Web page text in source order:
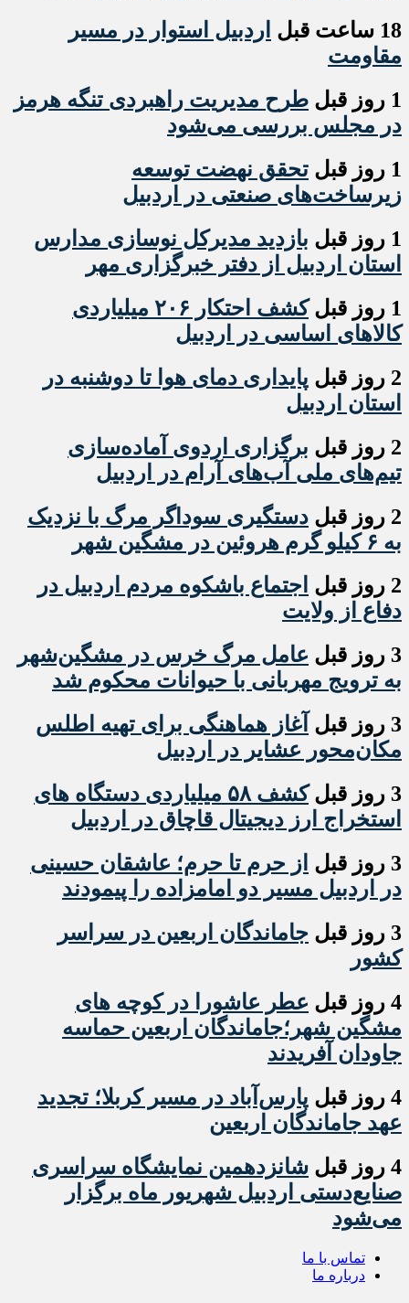
18 ساعت قبل
اردبیل استوار در مسیر
مقاومت
1 روز قبل
طرح مدیریت راهبردی تنگه هرمز
در مجلس بررسی می‌شود
1 روز قبل
تحقق نهضت توسعه
زیرساخت‌های صنعتی در اردبیل
1 روز قبل
بازدید مدیرکل نوسازی مدارس
استان اردبیل از دفتر خبرگزاری مهر
1 روز قبل
کشف احتکار ۲۰۶ میلیاردی
کالاهای اساسی در اردبیل
2 روز قبل
پایداری دمای هوا تا دوشنبه در
استان اردبیل
2 روز قبل
برگزاری اردوی آماده‌سازی
تیم‌های ملی آب‌های آرام در اردبیل
2 روز قبل
دستگیری سوداگر مرگ با نزدیک
به ۶ کیلو گرم هروئین در مشگین شهر
2 روز قبل
اجتماع باشکوه مردم اردبیل در
دفاع از ولایت
3 روز قبل
عامل مرگ خرس در مشگین‌شهر
به ترویج مهربانی با حیوانات محکوم شد
3 روز قبل
آغاز هماهنگی برای تهیه اطلس
مکان‌محور عشایر در اردبیل
3 روز قبل
کشف ۵۸ میلیاردی دستگاه های
استخراج ارز دیجیتال قاچاق در اردبیل
3 روز قبل
از حرم تا حرم؛ عاشقان حسینی
در اردبیل مسیر دو امامزاده را پیمودند
3 روز قبل
جاماندگان اربعین در سراسر
کشور
4 روز قبل
عطر عاشورا در کوچه های
مشگین شهر؛جاماندگان اربعین حماسه
جاودان آفریدند
4 روز قبل
پارس‌آباد در مسیر کربلا؛ تجدید
عهد جاماندگان اربعین
4 روز قبل
شانزدهمین نمایشگاه سراسری
صنایع‌دستی اردبیل شهریور ماه برگزار
می‌شود
تماس با ما
درباره ما